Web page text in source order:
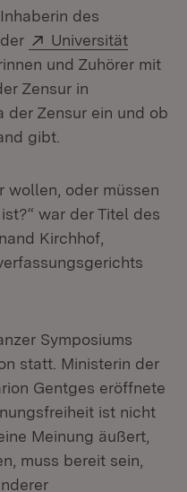
des
Extern:
Universität
und Zuhörer mit
Zensur in
der Zensur ein und ob
gibt.
wollen, oder müssen
war der Titel des
Kirchhof,
Symposiums
statt. Ministerin der
Gentges eröffnete
ist nicht
Meinung äußert,
muss bereit sein,